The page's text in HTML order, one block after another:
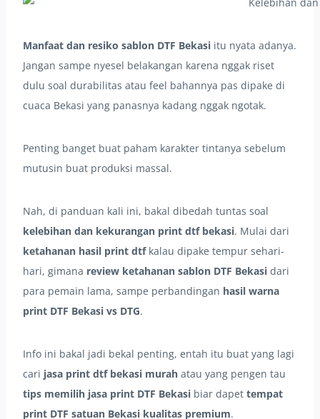
Manfaat dan resiko sablon DTF Bekasi itu nyata adanya.
Jangan sampe nyesel belakangan karena nggak riset
dulu soal durabilitas atau feel bahannya pas dipake di
cuaca Bekasi yang panasnya kadang nggak ngotak.
Penting banget buat paham karakter tintanya sebelum
mutusin buat produksi massal.
Nah, di panduan kali ini, bakal dibedah tuntas soal
kelebihan dan kekurangan print dtf bekasi. Mulai dari
ketahanan hasil print dtfkalau dipake tempur sehari-
hari, gimana review ketahanan sablon DTF Bekasi dari
para pemain lama, sampe perbandingan hasil warna
print DTF Bekasi vs DTG.
Info ini bakal jadi bekal penting, entah itu buat yang lagi
cari jasa print dtf bekasi murah atau yang pengen tau
tips memilih jasa print DTF Bekasi biar dapet tempat
print DTF satuan Bekasi kualitas premium.